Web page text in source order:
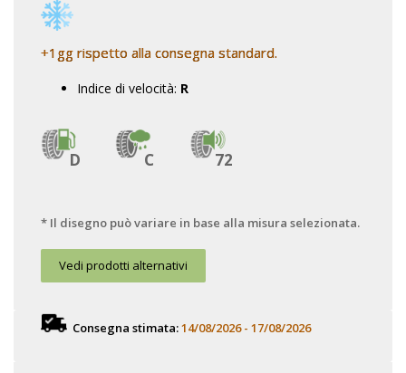
+1gg rispetto alla consegna standard.
Indice di velocità: R
D C 72
* Il disegno può variare in base alla misura selezionata.
Vedi prodotti alternativi
Consegna stimata:14/08/2026 - 17/08/2026